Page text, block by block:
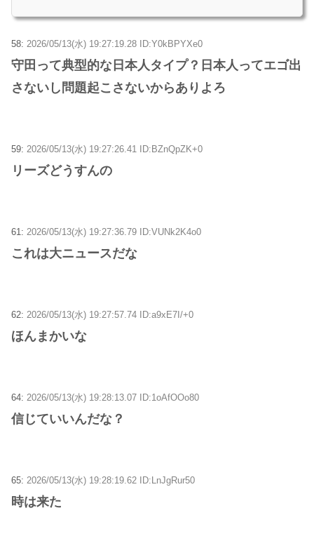
58: 2026/05/13(水) 19:27:19.28 ID:Y0kBPYXe0
守田って典型的な日本人タイプ？日本人ってエゴ出
さないし問題起こさないからありよろ
59: 2026/05/13(水) 19:27:26.41 ID:BZnQpZK+0
リーズどうすんの
61: 2026/05/13(水) 19:27:36.79 ID:VUNk2K4o0
これは大ニュースだな
62: 2026/05/13(水) 19:27:57.74 ID:a9xE7I/+0
ほんまかいな
64: 2026/05/13(水) 19:28:13.07 ID:1oAfOOo80
信じていいんだな？
65: 2026/05/13(水) 19:28:19.62 ID:LnJgRur50
時は来た